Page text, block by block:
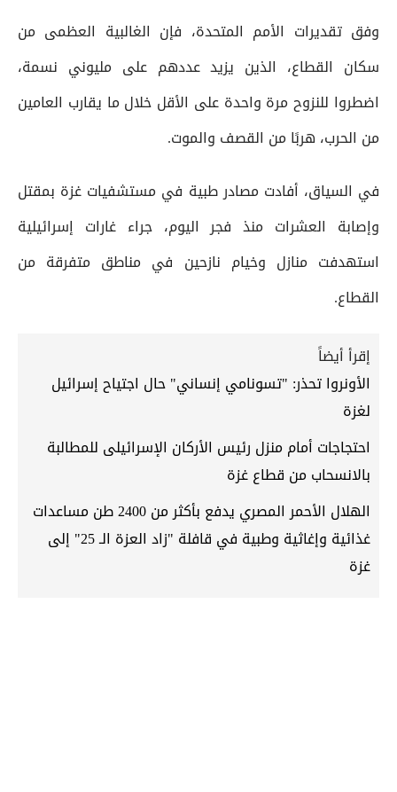
وفق تقديرات الأمم المتحدة، فإن الغالبية العظمى من
سكان القطاع، الذين يزيد عددهم على مليوني نسمة،
اضطروا للنزوح مرة واحدة على الأقل خلال ما يقارب العامين
من الحرب، هربًا من القصف والموت.
في السياق، أفادت مصادر طبية في مستشفيات غزة بمقتل
وإصابة العشرات منذ فجر اليوم، جراء غارات إسرائيلية
استهدفت منازل وخيام نازحين في مناطق متفرقة من
القطاع.
إقرأ أيضاً
الأونروا تحذر: "تسونامي إنساني" حال اجتياح إسرائيل
لغزة
احتجاجات أمام منزل رئيس الأركان الإسرائيلى للمطالبة
بالانسحاب من قطاع غزة
الهلال الأحمر المصري يدفع بأكثر من 2400 طن مساعدات
غذائية وإغاثية وطبية في قافلة "زاد العزة الـ 25" إلى
غزة